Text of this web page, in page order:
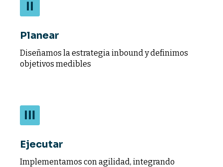
Planear
Diseñamos la estrategia inbound y definimos
objetivos medibles
Ejecutar
Implementamos con agilidad, integrando